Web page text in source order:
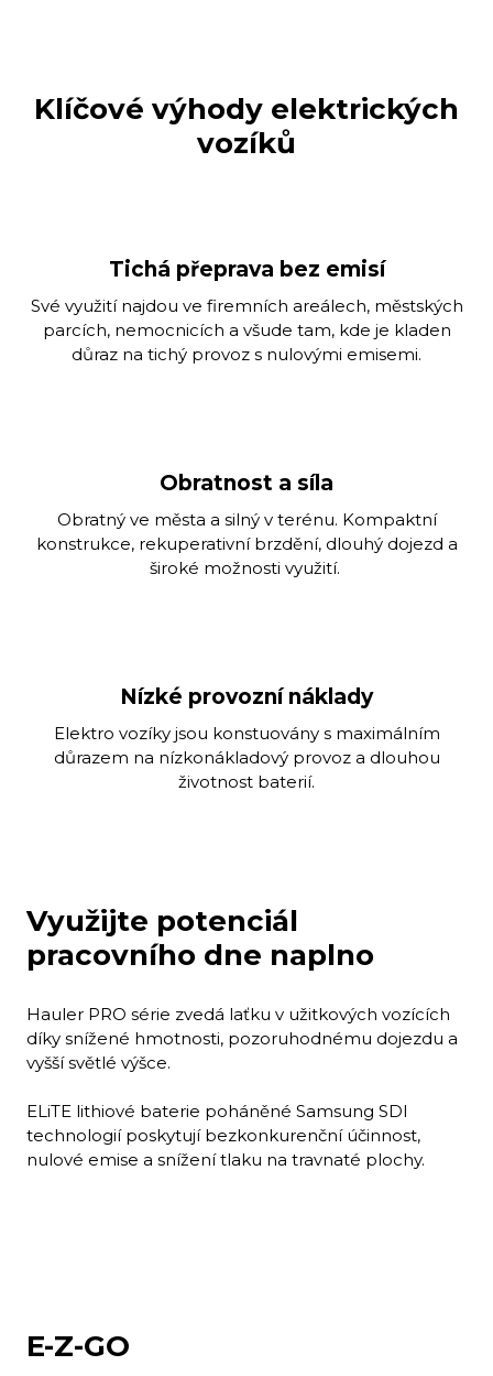
Klíčové výhody elektrických
vozíků
Tichá přeprava bez emisí
Své využití najdou ve firemních areálech, městských
parcích, nemocnicích a všude tam, kde je kladen
důraz na tichý provoz s nulovými emisemi.
Obratnost a síla
Obratný ve města a silný v terénu. Kompaktní
konstrukce, rekuperativní brzdění, dlouhý dojezd a
široké možnosti využití.
Nízké provozní náklady
Elektro vozíky jsou konstuovány s maximálním
důrazem na nízkonákladový provoz a dlouhou
životnost baterií.
Využijte potenciál
pracovního dne naplno
Hauler PRO série zvedá laťku v užitkových vozících
díky snížené hmotnosti, pozoruhodnému dojezdu a
vyšší světlé výšce.
ELiTE lithiové baterie poháněné Samsung SDI
technologií poskytují bezkonkurenční účinnost,
nulové emise a snížení tlaku na travnaté plochy.
E-Z-GO